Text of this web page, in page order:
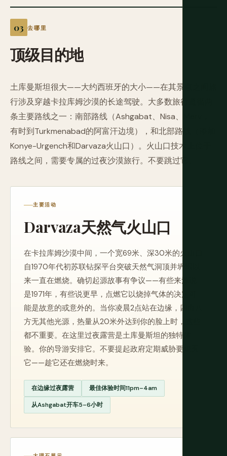
去哪里
顶级目的地
土库曼斯坦很大——大约西班牙的大小——在其景点之间旅
行涉及穿越卡拉库姆沙漠的长途驾驶。大多数旅行遵循两
条主要路线之一：南部路线（Ashgabat、Nisa、Merv，
有时到Turkmenabad的阿富汗边境），和北部路线（添加
Konye-Urgench和Darvaza火山口）。火山口技术上位于
路线之间，需要专属的过夜沙漠旅行。不要跳过它。
主要活动
Darvaza天然气火山口
在卡拉库姆沙漠中间，一个宽69米、深30米的火山口
自1970年代初苏联钻探平台突破天然气洞顶并坍塌以
来一直在燃烧。确切起源故事有争议——有些来源说
是1971年，有些说更早，点燃它以烧掉气体的决定可
能是故意的或意外的。当你凌晨2点站在边缘，四面八
方无其他光源，热量从20米外达到你的脸上时，这些
都不重要。在这里过夜露营是土库曼斯坦的独特体
验。你的导游安排它。不要提起政府定期威胁要熄灭
它——趁它还在燃烧时来。
在边缘过夜露营 最佳体验时间11pm–4am
从Ashgabat开车5–6小时